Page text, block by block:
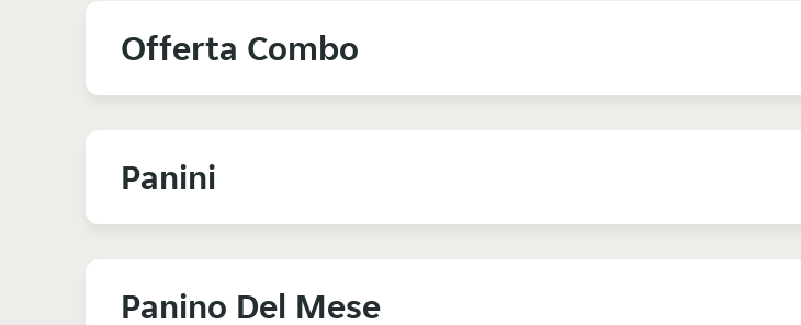
Offerta Combo
Panini
Panino Del Mese